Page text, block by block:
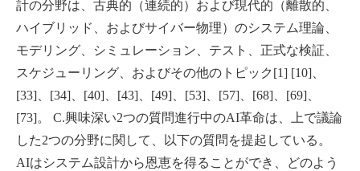
計の分野は、古典的（連続的）および現代的（離散的、
ハイブリッド、およびサイバー物理）のシステム理論、
モデリング、シミュレーション、テスト、正式な検証、
スケジューリング、およびその他のトピック[1] [10]、
[33]、[34]、[40]、[43]、[49]、[53]、[57]、[68]、[69]、
[73]。 C.興味深い2つの質問進行中のAI革命は、上で議論
した2つの分野に関して、以下の質問を提起している。
AIはシステム設計から恩恵を得ることができ、どのよう